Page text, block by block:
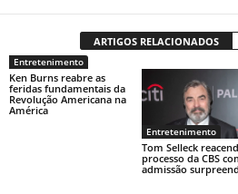
ARTIGOS RELACIONADOS
Entretenimento
Ken Burns reabre as
feridas fundamentais da
Revolução Americana na
América
Entretenimento
Tom Selleck
processo da CBS
admissão